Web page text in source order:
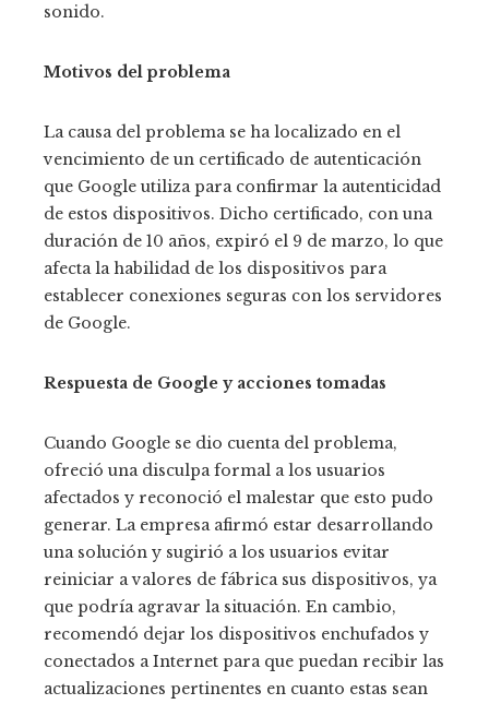
sonido.
Motivos del problema
La causa del problema se ha localizado en el
vencimiento de un certificado de autenticación
que Google utiliza para confirmar la autenticidad
de estos dispositivos. Dicho certificado, con una
duración de 10 años, expiró el 9 de marzo, lo que
afecta la habilidad de los dispositivos para
establecer conexiones seguras con los servidores
de Google.
Respuesta de Google y acciones tomadas
Cuando Google se dio cuenta del problema,
ofreció una disculpa formal a los usuarios
afectados y reconoció el malestar que esto pudo
generar. La empresa afirmó estar desarrollando
una solución y sugirió a los usuarios evitar
reiniciar a valores de fábrica sus dispositivos, ya
que podría agravar la situación. En cambio,
recomendó dejar los dispositivos enchufados y
conectados a Internet para que puedan recibir las
actualizaciones pertinentes en cuanto estas sean